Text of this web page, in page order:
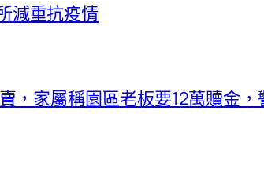
減重抗疫情
，家屬稱園區老板要12萬贖金，